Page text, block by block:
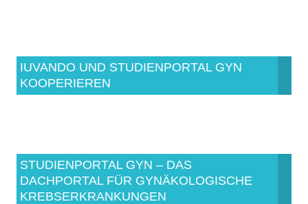
IUVANDO UND STUDIENPORTAL GYN
KOOPERIEREN
STUDIENPORTAL GYN – DAS
DACHPORTAL FÜR GYNÄKOLOGISCHE
KREBSERKRANKUNGEN